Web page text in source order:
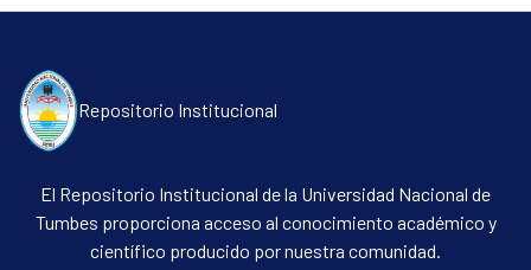
Repositorio Institucional
El Repositorio Institucional de la Universidad Nacional de
Tumbes proporciona acceso al conocimiento académico y
científico producido por nuestra comunidad.